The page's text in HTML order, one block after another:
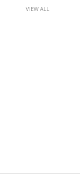
VIEW ALL